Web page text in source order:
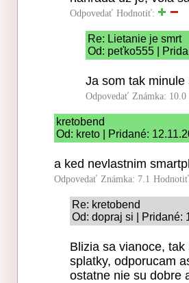
Odpovedať Hodnotiť:
Re: Lietanie je smrt
Od: peťko555 |
Ja som tak
Odpovedať Známka: 10.0
kretobend
Od: kreto | Pridané:
a ked nevlastnim
Odpovedať Známka: 7.1
Re: kretobend
Od: dopraj si | Pridané:
Blizia sa vianoce,
splatky, odporucam
ostatne nie su dobre